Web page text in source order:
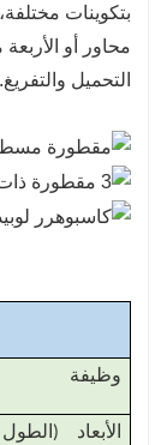
بتكوينات
محاور أو
التحميل والتفريغ.
وظيفة
الأبعاد